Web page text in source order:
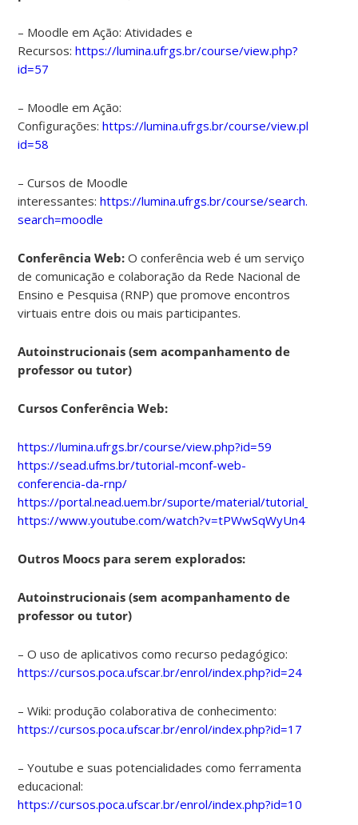
– Moodle em Ação: Atividades e
Recursos: https://lumina.ufrgs.br/course/view.php?
id=57
– Moodle em Ação:
Configurações:https://lumina.ufrgs.br/course/view.php?
id=58
– Cursos de Moodle
interessantes:https://lumina.ufrgs.br/course/search.php?
search=moodle
Conferência Web:O conferência web é um serviço
de comunicação e colaboração da Rede Nacional de
Ensino e Pesquisa (RNP) que promove encontros
virtuais entre dois ou mais participantes.
Autoinstrucionais (sem acompanhamento de
professor ou tutor)
Cursos Conferência Web:
https://lumina.ufrgs.br/course/view.php?id=59
https://sead.ufms.br/tutorial-mconf-web-
conferencia-da-rnp/
https://portal.nead.uem.br/suporte/material/
https://www.youtube.com/watch?v=tPWwSqWyUn4
Outros Moocs para serem explorados:
Autoinstrucionais (sem acompanhamento de
professor ou tutor)
– O uso de aplicativos como recurso pedagógico:
https://cursos.poca.ufscar.br/enrol/index.php?id=24
– Wiki: produção colaborativa de conhecimento:
https://cursos.poca.ufscar.br/enrol/index.php?id=17
– Youtube e suas potencialidades como ferramenta
educacional:
https://cursos.poca.ufscar.br/enrol/index.php?id=10